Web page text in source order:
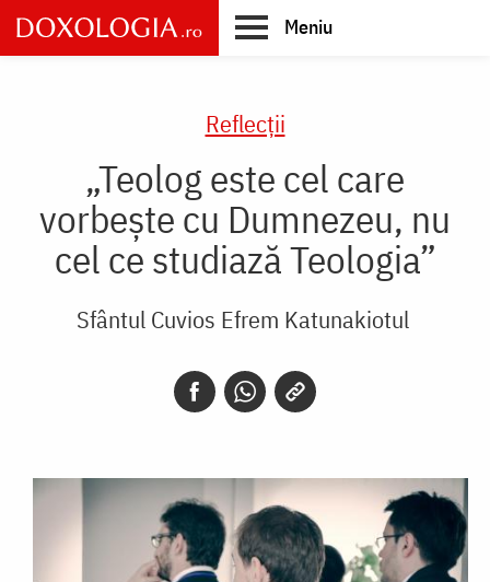
Skip
to
main
Meniu
Reflecții
„Teolog este cel care
vorbește cu Dumnezeu, nu
cel ce studiază Teologia”
Sfântul Cuvios Efrem Katunakiotul